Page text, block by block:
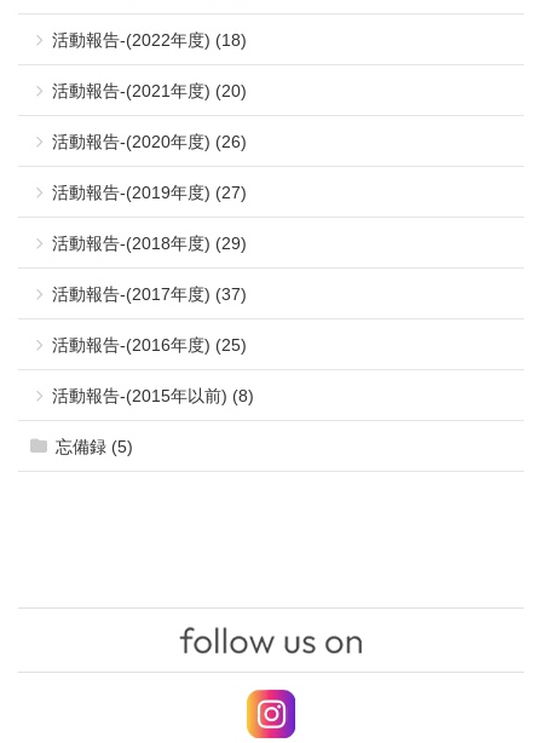
活動報告-(2022年度) (18)
活動報告-(2021年度) (20)
活動報告-(2020年度) (26)
活動報告-(2019年度) (27)
活動報告-(2018年度) (29)
活動報告-(2017年度) (37)
活動報告-(2016年度) (25)
活動報告-(2015年以前) (8)
忘備録 (5)